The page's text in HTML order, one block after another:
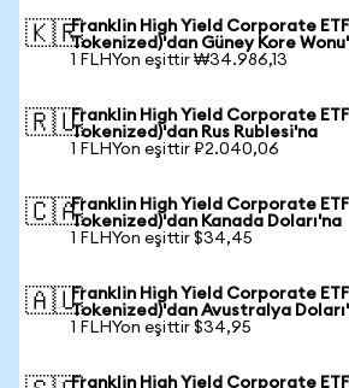
🇰🇷Franklin High Yield Corporate
Tokenized)'dan Güney Kore
1 FLHYon eşittir ₩34.986,13
🇷🇺Franklin High Yield Corporate
Tokenized)'dan Rus Rublesi'na
1 FLHYon eşittir ₽2.040,06
🇨🇦Franklin High Yield Corporate
Tokenized)'dan Kanada Doları'na
1 FLHYon eşittir $34,45
🇦🇺Franklin High Yield Corporate
Tokenized)'dan Avustralya
1 FLHYon eşittir $34,95
Franklin High Yield Corporate